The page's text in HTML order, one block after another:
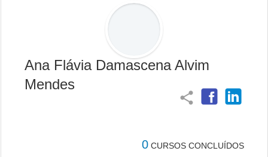
Ana Flávia Damascena Alvim
Mendes
share
0 CURSOS CONCLUÍDOS